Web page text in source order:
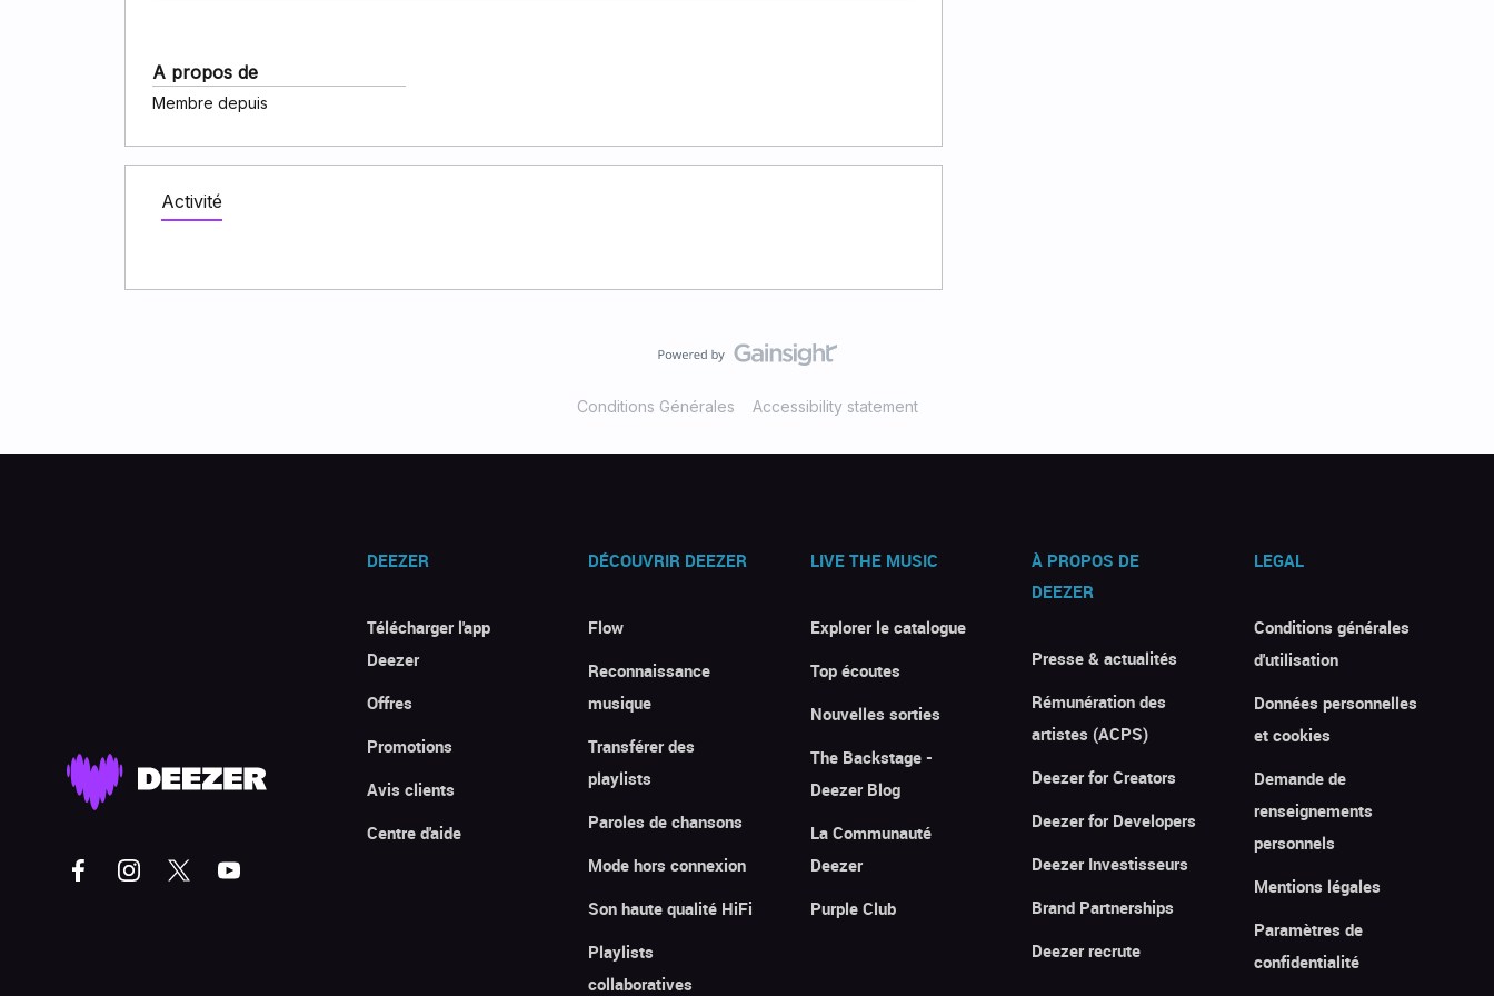
A propos de
Membre depuis
Activité
Conditions Générales Accessibility statement
DEEZER
Télécharger l'app
Deezer
Offres
Promotions
Avis clients
Centre d'aide
DÉCOUVRIR DEEZER
Flow
Reconnaissance
musique
Transférer des
playlists
Paroles de chansons
Mode hors connexion
Son haute qualité HiFi
Playlists
collaboratives
LIVE THE MUSIC
Explorer le catalogue
Top écoutes
Nouvelles sorties
The Backstage -
Deezer Blog
La Communauté
Deezer
Purple Club
À PROPOS DE
DEEZER
Presse & actualités
Rémunération des
artistes (ACPS)
Deezer for Creators
Deezer for Developers
Deezer Investisseurs
Brand Partnerships
Deezer recrute
LEGAL
Conditions générales
d'utilisation
Données personnelles
et cookies
Demande de
renseignements
personnels
Mentions légales
Paramètres de
confidentialité